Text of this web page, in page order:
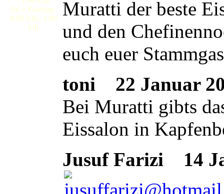
So + Feiertag:
9:00 Uhr- 1:00
Uh
Muratti der beste
und den
euch euer
toni
22 Januar
Bei Muratti gibts
Eissalon in
Jusuf Farizi
14